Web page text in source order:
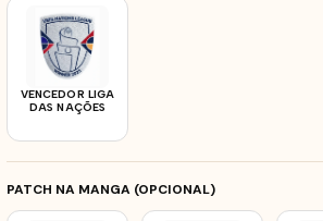
VENCEDOR LIGA
DAS NAÇÕES
PATCH NA MANGA (OPCIONAL)